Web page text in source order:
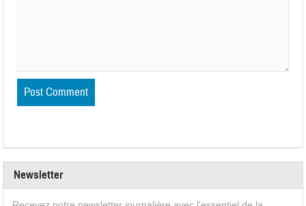
Newsletter